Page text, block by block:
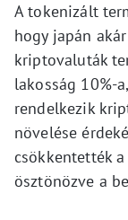
A tokenizált
hogy japán
kriptovaluták
lakosság 10%-
rendelkezik
növelése
csökkentették
ösztönözve a